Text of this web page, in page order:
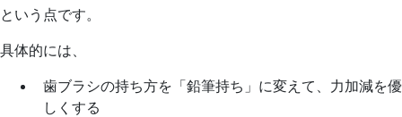
という点です。
具体的には、
歯ブラシの持ち方を「鉛筆持ち」に変えて、力加減を優
しくする